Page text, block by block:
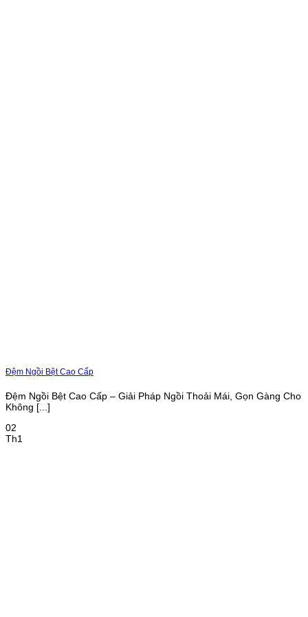
Đệm Ngồi Bệt Cao Cấp
Đệm Ngồi Bệt Cao Cấp – Giải Pháp Ngồi Thoải Mái, Gọn Gàng Cho
Không [...]
02
Th1